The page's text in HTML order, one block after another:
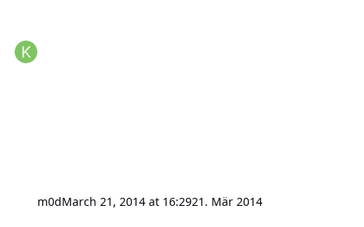
m0dMarch 21, 2014 at 16:2921. Mär 2014